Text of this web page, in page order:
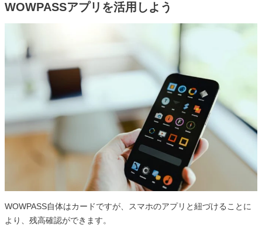
WOWPASSアプリを活用しよう
WOWPASS自体はカードですが、スマホのアプリと紐づけることに
より、残高確認ができます。